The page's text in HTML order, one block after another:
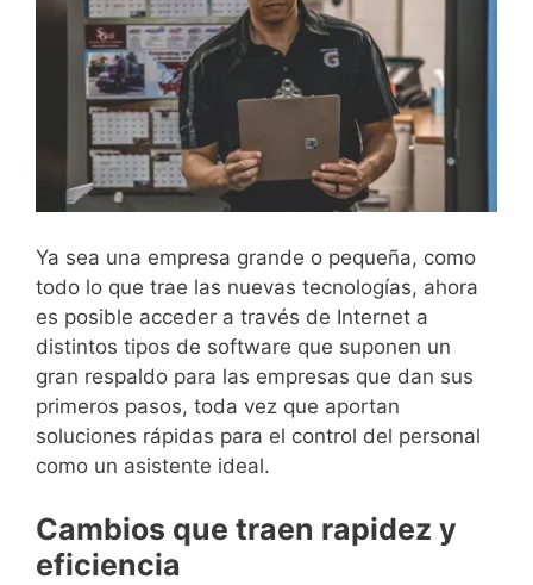
Ya sea una empresa grande o pequeña, como
todo lo que trae las nuevas tecnologías, ahora
es posible acceder a través de Internet a
distintos tipos de software que suponen un
gran respaldo para las empresas que dan sus
primeros pasos, toda vez que aportan
soluciones rápidas para el control del personal
como un asistente ideal.
Cambios que traen rapidez y
eficiencia